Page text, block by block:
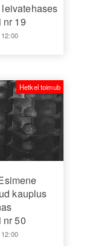
nr 19
kauplus
nr 50
Hetkel toimub